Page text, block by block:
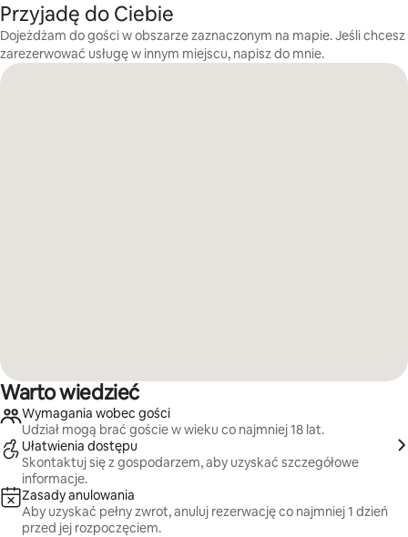
Przyjadę do Ciebie
Dojeżdżam do gości w obszarze zaznaczonym na mapie. Jeśli chcesz
zarezerwować usługę w innym miejscu, napisz do mnie.
Warto wiedzieć
Wymagania wobec gości
Udział mogą brać goście w wieku co najmniej 18 lat.
Ułatwienia dostępu
Skontaktuj się z gospodarzem, aby uzyskać szczegółowe
informacje.
Zasady anulowania
Aby uzyskać pełny zwrot, anuluj rezerwację co najmniej 1 dzień
przed jej rozpoczęciem.